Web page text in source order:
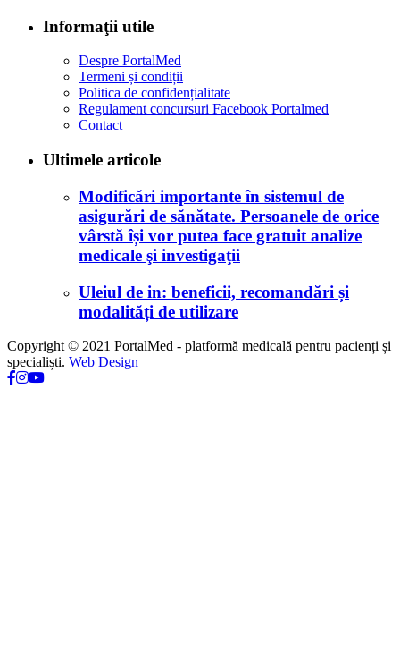
Informaţii utile
Despre PortalMed
Termeni și condiții
Politica de confidențialitate
Regulament concursuri Facebook Portalmed
Contact
Ultimele articole
Modificări importante în sistemul de
asigurări de sănătate. Persoanele de orice
vârstă își vor putea face gratuit analize
medicale şi investigaţii
Uleiul de in: beneficii, recomandări și
modalități de utilizare
Copyright © 2021 PortalMed - platformă medicală pentru pacienți și
specialiști. Web Design